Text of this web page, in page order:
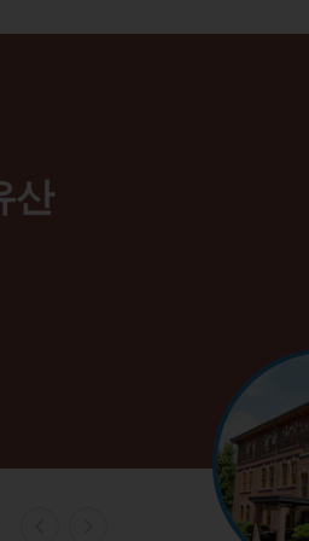
산
정.
안
마을신앙
이로
한
.
삶에
루어
.
던
탈고
마을이야기
유래
긴
역의 설화
말한
인
이 있다.
가옥
다.
화
록문화
의 관방문화
샘
강과 바다
문화
물관
된 가게
동
독립을 위해 일제에 격렬하게 저항한
업
터 전설까지 우리나라의 어업에 대한
복
변천사와
의 이색적인 직업까지!
,
개한다.
의 사찰
품은
물
다보자.
경
를 소개한다
산
정.
안
마을신앙
이로
한
.
삶에
루어
.
던
탈고
마을이야기
유래
긴
역의 설화
말한
인
이 있다.
가옥
다.
화
록문화
의 관방문화
샘
강과 바다
문화
물관
된 가게
동
독립을 위해 일제에 격렬하게 저항한
업
터 전설까지 우리나라의 어업에 대한
복
변천사와
의 이색적인 직업까지!
,
개한다.
의 사찰
품은
물
다보자.
경
를 소개한다
산
정.
안
마을신앙
이로
한
.
삶에
루어
.
던
탈고
마을이야기
유래
긴
역의 설화
말한
인
이 있다.
가옥
다.
화
록문화
의 관방문화
샘
강과 바다
문화
물관
된 가게
동
독립을 위해 일제에 격렬하게 저항한
업
터 전설까지 우리나라의 어업에 대한
복
변천사와
의 이색적인 직업까지!
,
개한다.
의 사찰
품은
물
다보자.
경
를 소개한다